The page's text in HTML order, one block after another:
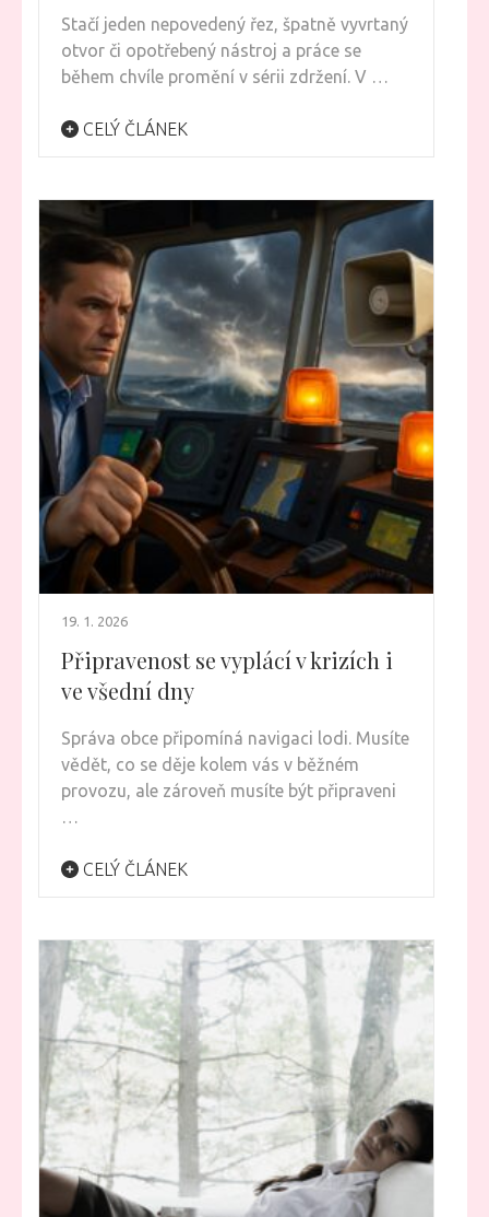
Stačí jeden nepovedený řez, špatně vyvrtaný
otvor či opotřebený nástroj a práce se
během chvíle promění v sérii zdržení. V …
CELÝ ČLÁNEK
19. 1. 2026
Připravenost se vyplácí v krizích i
ve všední dny
Správa obce připomíná navigaci lodi. Musíte
vědět, co se děje kolem vás v běžném
provozu, ale zároveň musíte být připraveni
…
CELÝ ČLÁNEK